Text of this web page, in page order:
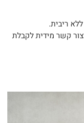
קשר מידית לקבלת